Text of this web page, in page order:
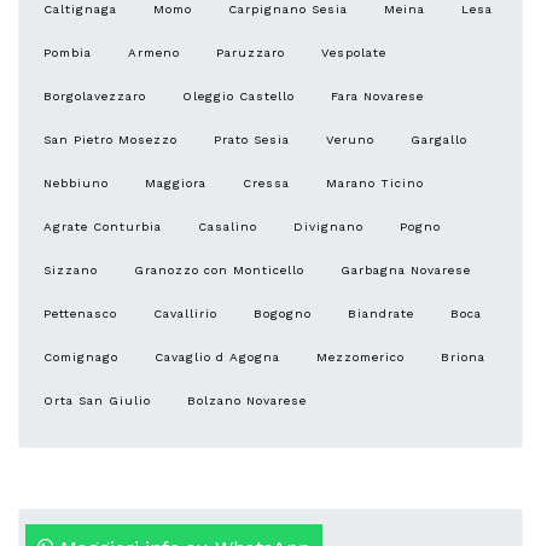
Caltignaga Momo Carpignano Sesia Meina Lesa
Pombia Armeno Paruzzaro Vespolate
Borgolavezzaro Oleggio Castello Fara Novarese
San Pietro Mosezzo Prato Sesia Veruno Gargallo
Nebbiuno Maggiora Cressa Marano Ticino
Agrate Conturbia Casalino Divignano Pogno
Sizzano Granozzo con Monticello Garbagna Novarese
Pettenasco Cavallirio Bogogno Biandrate Boca
Comignago Cavaglio d Agogna Mezzomerico Briona
Orta San Giulio Bolzano Novarese